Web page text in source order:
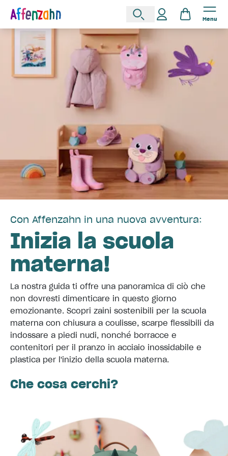
Menu
Con Affenzahn in una nuova avventura:
Inizia la scuola
materna!
La nostra guida ti offre una panoramica di ciò che
non dovresti dimenticare in questo giorno
emozionante. Scopri zaini sostenibili per la scuola
materna con chiusura a coulisse, scarpe flessibili da
indossare a piedi nudi, nonché borracce e
contenitori per il pranzo in acciaio inossidabile e
plastica per l'inizio della scuola materna.
Che cosa cerchi?